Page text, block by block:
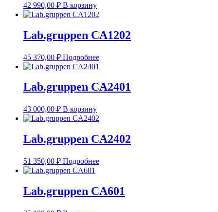
42 990,00 ₽ В корзину
Lab.gruppen CA1202
45 370,00 ₽ Подробнее
Lab.gruppen CA2401
43 000,00 ₽ В корзину
Lab.gruppen CA2402
51 350,00 ₽ Подробнее
Lab.gruppen CA601